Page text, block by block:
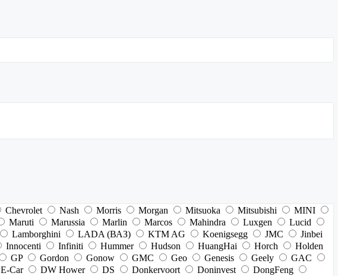
Chevrolet Nash Morris Morgan Mitsuoka Mitsubishi
MINI
Maruti Marussia Marlin Marcos Mahindra Luxgen
Lucid
Lamborghini LADA (ВАЗ) KTM AG Koenigsegg JMC
Jinbei
Innocenti Infiniti Hummer Hudson HuangHai Horch
Holden
GP Gordon Gonow GMC Geo Genesis Geely
GAC
E-Car DW Hower DS Donkervoort Doninvest
DongFeng